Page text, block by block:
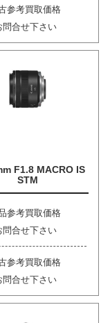
参考買取価格
問合せ下さい
F1.8 MACRO IS
STM
参考買取価格
問合せ下さい
参考買取価格
問合せ下さい